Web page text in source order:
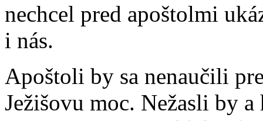
nechcel pred apoštolmi
i nás.
Apoštoli by sa nenaučili
Ježišovu moc. Nežasli by